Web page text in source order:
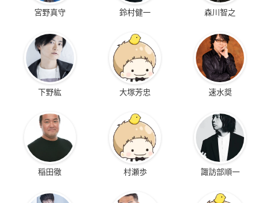
宮野真守 鈴村健一 森川智之
下野紘 大塚芳忠 速水奨
稲田徹 村瀬歩 諏訪部順一